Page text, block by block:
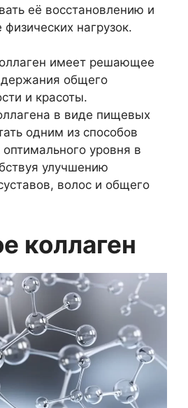
её восстановлению и
физических нагрузок.
имеет решающее
общего
и красоты.
в виде пищевых
одним из способов
уровня в
улучшению
волос и общего
коллаген